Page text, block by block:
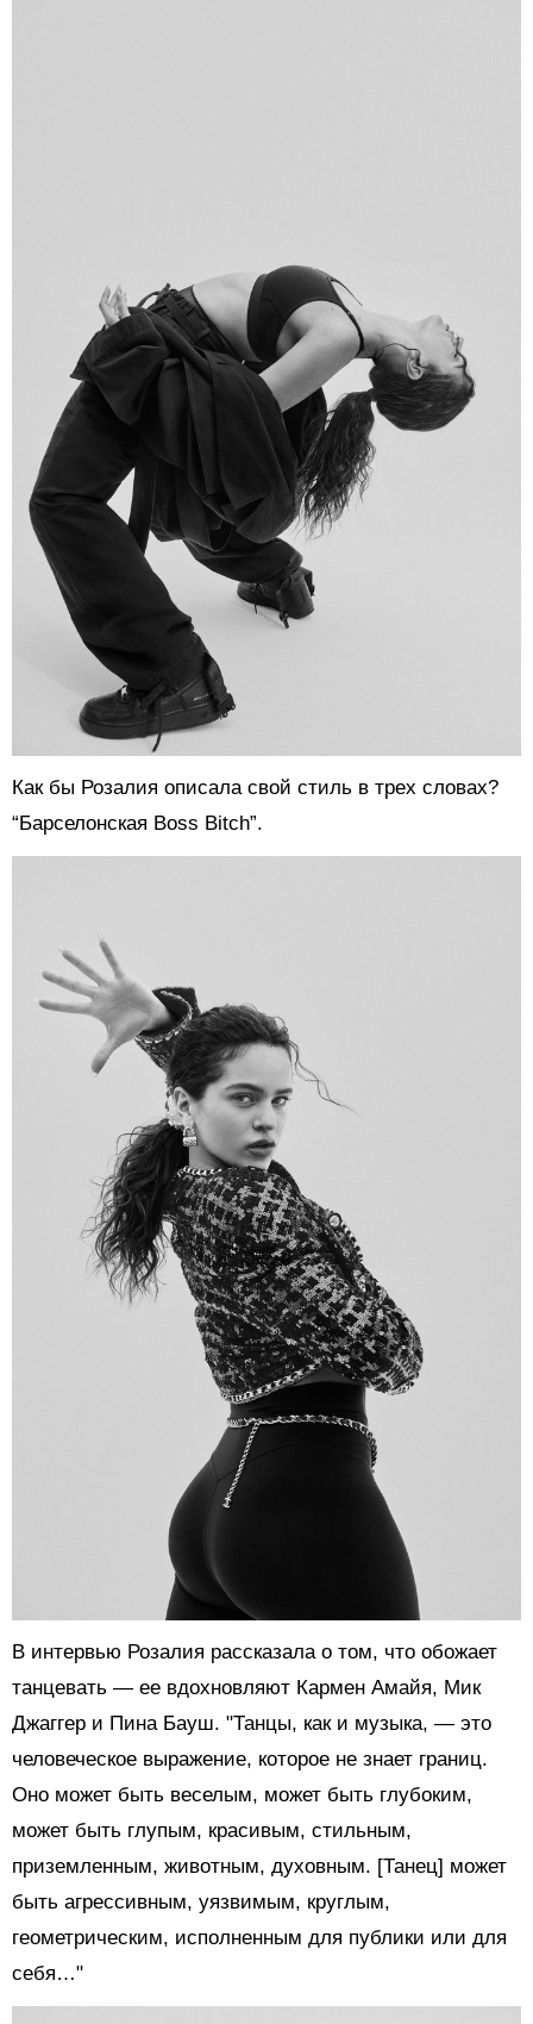
Как бы Розалия описала свой стиль в трех словах?
“Барселонская Boss Bitch”.
В интервью Розалия рассказала о том, что обожает
танцевать — ее вдохновляют Кармен Амайя, Мик
Джаггер и Пина Бауш. "Танцы, как и музыка, — это
человеческое выражение, которое не знает границ.
Оно может быть веселым, может быть глубоким,
может быть глупым, красивым, стильным,
приземленным, животным, духовным. [Танец] может
быть агрессивным, уязвимым, круглым,
геометрическим, исполненным для публики или для
себя…"